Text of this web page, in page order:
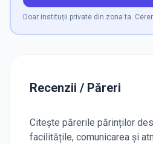
Doar instituții private din zona ta.
Recenzii / Păreri
Citește părerile părinților
facilitățile, comunicarea și